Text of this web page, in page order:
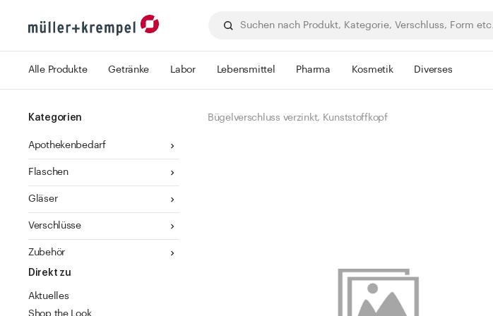
Alle Produkte Getränke Labor Lebensmittel Pharma Kosmetik Diverses
Kategorien
Apothekenbedarf
Flaschen
Gläser
Verschlüsse
Zubehör
Direkt zu
Aktuelles
Shop the Look
Bügelverschluss verzinkt, Kunststoffkopf